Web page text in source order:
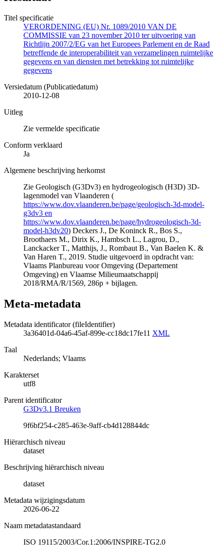
Titel specificatie
VERORDENING (EU) Nr. 1089/2010 VAN DE
COMMISSIE van 23 november 2010 ter uitvoering van
Richtlijn 2007/2/EG van het Europees Parlement en de Raad
betreffende de interoperabiliteit van verzamelingen ruimtelijke
gegevens en van diensten met betrekking tot ruimtelijke
gegevens
Versiedatum (Publicatiedatum)
2010-12-08
Uitleg
Zie vermelde specificatie
Conform verklaard
Ja
Algemene beschrijving herkomst
Zie Geologisch (G3Dv3) en hydrogeologisch (H3D) 3D-
lagenmodel van Vlaanderen (
https://www.dov.vlaanderen.be/page/geologisch-3d-model-
g3dv3 en
https://www.dov.vlaanderen.be/page/hydrogeologisch-3d-
model-h3dv20) Deckers J., De Koninck R., Bos S.,
Broothaers M., Dirix K., Hambsch L., Lagrou, D.,
Lanckacker T., Matthijs, J., Rombaut B., Van Baelen K. &
Van Haren T., 2019. Studie uitgevoerd in opdracht van:
Vlaams Planbureau voor Omgeving (Departement
Omgeving) en Vlaamse Milieumaatschappij
2018/RMA/R/1569, 286p + bijlagen.
Meta-metadata
Metadata identificator (fileIdentifier)
3a36401d-04a6-45af-899e-cc18dc17fe11 XML
Taal
Nederlands; Vlaams
Karakterset
utf8
Parent identificator
G3Dv3.1 Breuken
9f6bf254-c285-463e-9aff-cb4d128844dc
Hiërarchisch niveau
dataset
Beschrijving hiërarchisch niveau
dataset
Metadata wijzigingsdatum
2026-06-22
Naam metadatastandaard
ISO 19115/2003/Cor.1:2006/INSPIRE-TG2.0